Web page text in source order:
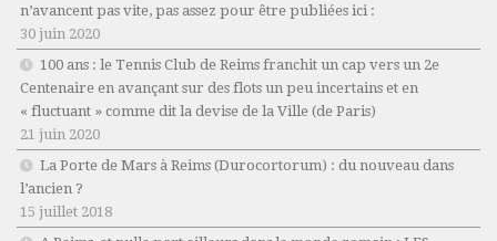
n’avancent pas vite, pas assez pour être publiées ici :
30 juin 2020
100 ans : le Tennis Club de Reims franchit un cap vers un 2e
Centenaire en avançant sur des flots un peu incertains et en
« fluctuant » comme dit la devise de la Ville (de Paris)
21 juin 2020
La Porte de Mars à Reims (Durocortorum) : du nouveau dans
l’ancien ?
15 juillet 2018